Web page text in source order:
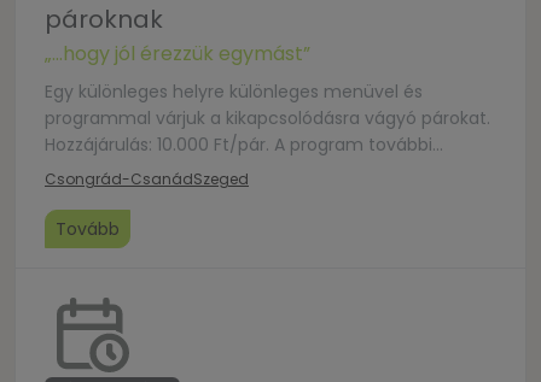
pároknak
„…hogy jól érezzük egymást”
Egy különleges helyre különleges menüvel és
programmal várjuk a kikapcsolódásra vágyó párokat.
Hozzájárulás: 10.000 Ft/pár. A program további
költségeit a Szeged-Csanádi Egyházmegye
linken, ahol a menü is megtalálható: Szerelem ízei
vacsoraest
Csongrád-CsanádSzeged
Tovább